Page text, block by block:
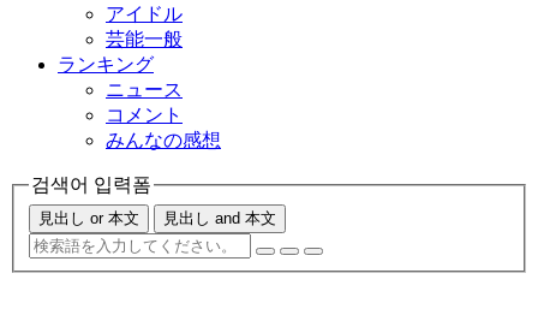
アイドル
芸能一般
ランキング
ニュース
コメント
みんなの感想
검색어 입력폼
見出し or 本文 見出し and 本文